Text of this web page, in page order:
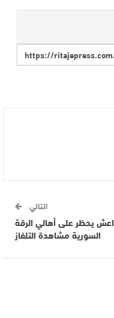
التالي
يحظر على أهالي الرقة
السورية مشاهدة التلفاز